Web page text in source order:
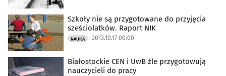
Szkoły nie są przygotowane do przyjęcia
sześciolatków. Raport NIK
NAUKA 2013.10.17 00:00
Białostockie CEN i UwB źle przygotowują
nauczycieli do pracy